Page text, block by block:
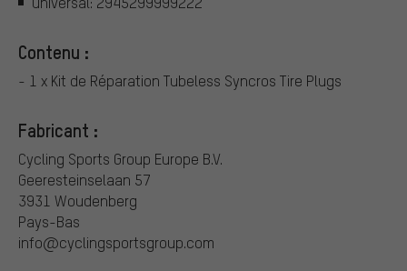
Contenu :
- 1 x Kit de Réparation Tubeless Syncros Tire Plugs
Fabricant :
Cycling Sports Group Europe B.V.
Geeresteinselaan 57
3931 Woudenberg
Pays-Bas
info@cyclingsportsgroup.com